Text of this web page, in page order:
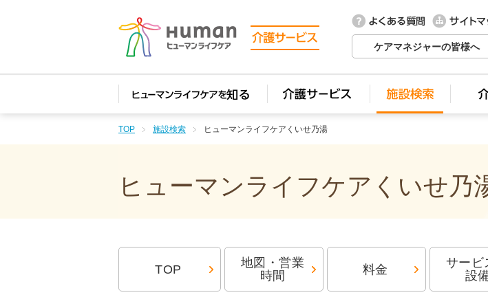
ケアマネジャーの皆様へ
TOP 施設検索 ヒューマンライフケアくいせ乃湯
ヒューマンライフケアくいせ乃
TOP
地図・営業
時間
料金
サービ
設